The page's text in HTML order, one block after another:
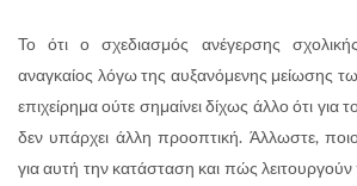
Το ότι ο σχεδιασμός ανέγερσης
αναγκαίος λόγω της αυξανόμενης μείωσης
επιχείρημα ούτε σημαίνει δίχως άλλο ότι για
δεν υπάρχει άλλη προοπτική. Άλλωστε,
για αυτή την κατάσταση και πώς